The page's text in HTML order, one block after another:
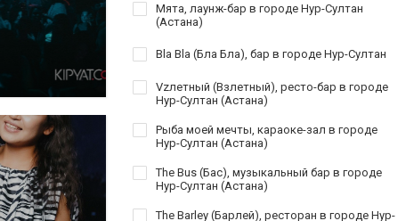
Мята, лаунж-бар в городе Нур-Султан
(Астана)
Bla Bla (Бла Бла), бар в городе Нур-Султан
Vzлетный (Взлетный), ресто-бар в городе
Нур-Султан (Астана)
Рыба моей мечты, караоке-зал в городе
Нур-Султан (Астана)
The Bus (Бас), музыкальный бар в городе
Нур-Султан (Астана)
The Barley (Барлей), ресторан в городе Нур-